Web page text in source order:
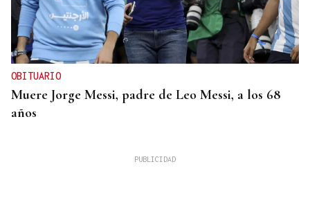
OBITUARIO
Muere Jorge Messi, padre de Leo Messi, a los 68
años